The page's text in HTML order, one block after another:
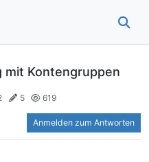
mit Kontengruppen
5 619
Anmelden zum Antworten